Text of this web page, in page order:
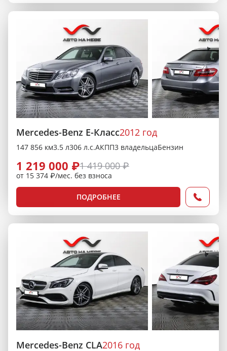
Mercedes-Benz E-Класс2012 год
147 856 км3.5 л306 л.с.АКПП3 владельцаБензин
1 219 000 ₽1 419 000 ₽
от 15 374 ₽/мес. без взноса
ПОДРОБНЕЕ
Mercedes-Benz CLA2016 год